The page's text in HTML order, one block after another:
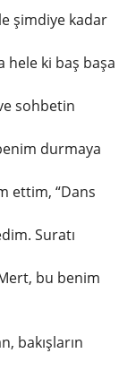
şimdiye kadar
hele ki baş başa
sohbetin
durmaya
ettim, “Dans
Suratı
bu benim
bakışların